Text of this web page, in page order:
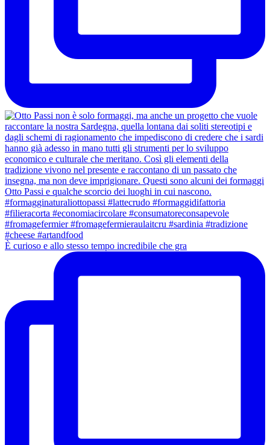
È curioso e allo stesso tempo incredibile che gra